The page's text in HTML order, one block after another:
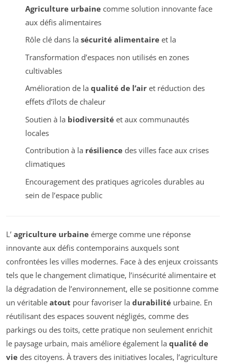
Agriculture urbainecomme solution innovante face
aux défis alimentaires
Rôle clé dans la sécurité alimentaireet la
Transformation d’espaces non utilisés en zones
cultivables
Amélioration de la qualité de l’airet réduction des
effets d’îlots de chaleur
Soutien à la biodiversitéet aux communautés
locales
Contribution à la résiliencedes villes face aux crises
climatiques
Encouragement des pratiques agricoles durables au
sein de l’espace public
L’ agriculture urbaine émerge comme une réponse
innovante aux défis contemporains auxquels sont
confrontées les villes modernes. Face à des enjeux croissants
tels que le changement climatique, l’insécurité alimentaire et
la dégradation de l’environnement, elle se positionne comme
un véritable atout pour favoriser la durabilité urbaine. En
réutilisant des espaces souvent négligés, comme des
parkings ou des toits, cette pratique non seulement enrichit
le paysage urbain, mais améliore également la qualité de
vie des citoyens. À travers des initiatives locales, l’agriculture